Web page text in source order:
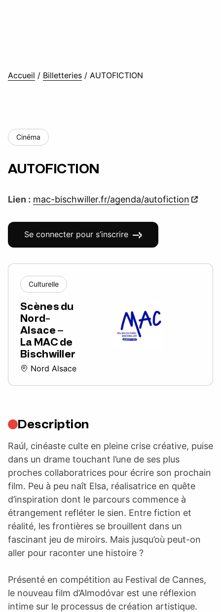
Accueil / Billetteries / AUTOFICTION
Cinéma
AUTOFICTION
Lien : mac-bischwiller.fr/agenda/autofiction
Se connecter pour s’inscrire
Culturelle
Scènes du
Nord-
Alsace –
La MAC de
Bischwiller
Nord Alsace
Description
Raúl, cinéaste culte en pleine crise créative, puise
dans un drame touchant l’une de ses plus
proches collaboratrices pour écrire son prochain
film. Peu à peu naît Elsa, réalisatrice en quête
d’inspiration dont le parcours commence à
étrangement refléter le sien. Entre fiction et
réalité, les frontières se brouillent dans un
fascinant jeu de miroirs. Mais jusqu’où peut-on
aller pour raconter une histoire ?
Présenté en compétition au Festival de Cannes,
le nouveau film d’Almodóvar est une réflexion
intime sur le processus de création artistique.